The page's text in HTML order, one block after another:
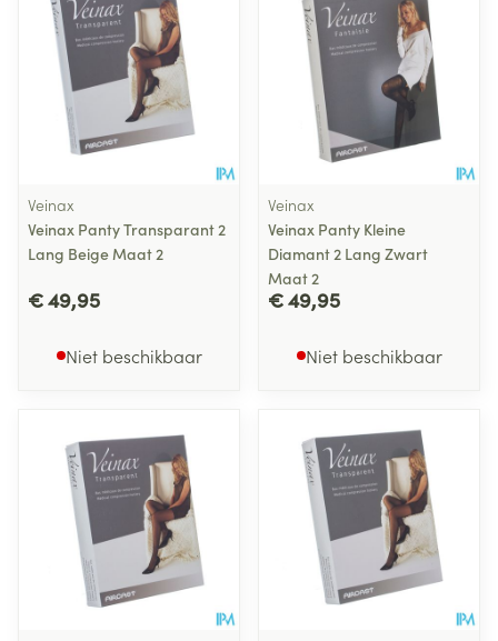
Veinax
Veinax Panty Transparant 2
Lang Beige Maat 2
€ 49,95
Niet beschikbaar
Veinax
Veinax Panty Kleine
Diamant 2 Lang Zwart
Maat 2
€ 49,95
Niet beschikbaar